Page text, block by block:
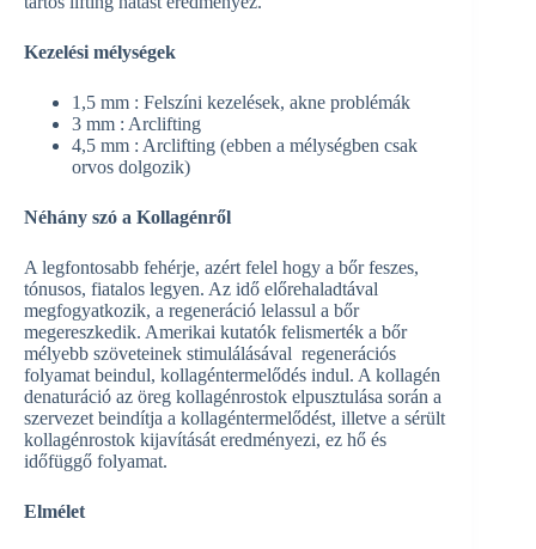
Kezelési mélységek
1,5 mm : Felszíni kezelések, akne problémák
3 mm : Arclifting
4,5 mm : Arclifting (ebben a mélységben csak
orvos dolgozik)
Néhány szó a Kollagénről
A legfontosabb fehérje, azért felel hogy a bőr feszes,
tónusos, fiatalos legyen. Az idő előrehaladtával
megfogyatkozik, a regeneráció lelassul a bőr
megereszkedik. Amerikai kutatók felismerték a bőr
mélyebb szöveteinek stimulálásával regenerációs
folyamat beindul, kollagéntermelődés indul. A kollagén
denaturáció az öreg kollagénrostok elpusztulása során a
szervezet beindítja a kollagéntermelődést, illetve a sérült
kollagénrostok kijavítását eredményezi, ez hő és
időfüggő folyamat.
Elmélet